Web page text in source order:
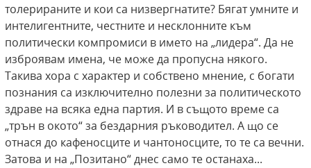
толерираните и кои са низвергнатите? Бягат умните и
интелигентните, честните и несклонните към
политически компромиси в името на „лидера“. Да не
изброявам имена, че може да пропусна някого.
Такива хора с характер и собствено мнение, с богати
познания са изключително полезни за политическото
здраве на всяка една партия. И в същото време са
„трън в окото“ за бездарния ръководител. А що се
отнася до кафеносците и чантоносците, то те са вечни.
Затова и на „Позитано“ днес само те останаха...